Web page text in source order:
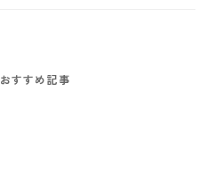
おすすめ記事